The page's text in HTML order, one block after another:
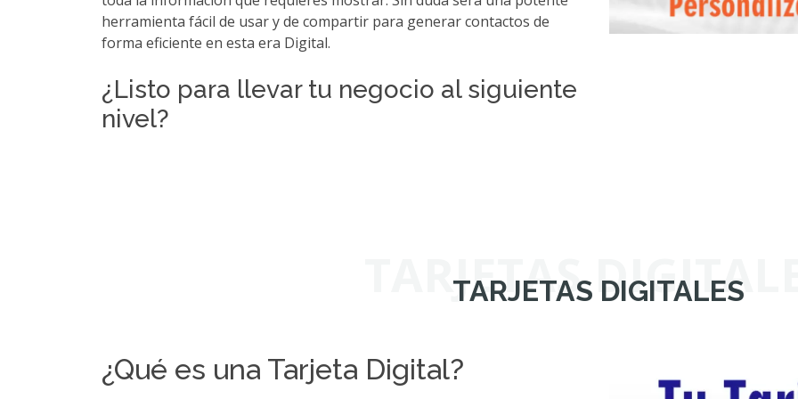
herramienta fácil de usar y de compartir para generar contactos de
forma eficiente en esta era Digital.
¿Listo para llevar tu negocio al siguiente
nivel?
TARJETAS
TARJETAS DIGITALES
¿Qué es una Tarjeta Digital?